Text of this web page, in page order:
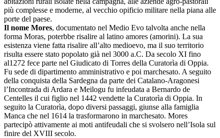
più complesse e moderne, al vecchio opificio militare nella piana alle
porte del paese.
Il nome Mores, documentato nel Medio Evo talvolta anche nella
forma Moras, poterbbe risalire al latino amores (amorini). La sua
esistenza viene fatta risalire all’alto medioevo, ma il suo territorio
risulta essere stato popolato già nel 3000 a.C. Da secolo XI fino
al1272 fece parte nel Giudicato di Torres della Curatorìa di Oppia.
Fu sede di dipartimento amministrativo e poi marchesato. A seguito
della conquista della Sardegna da parte dei Catalano-Aragonesi
l’Incontrada di Ardara e Meilogu fu infeudata a Bernardo de
Centelles il cui figlio nel 1442 vendette la Curatorìa di Oppia. In
seguito la Curatorìa, dopo diversi passaggi, giunse alla famiglia
Manca che nel 1614 la trasformarono in marchesato. Mores
partecipò attivamente ai moti antifeudali che si svolsero nell’Isola sul
finire del XVIII secolo.